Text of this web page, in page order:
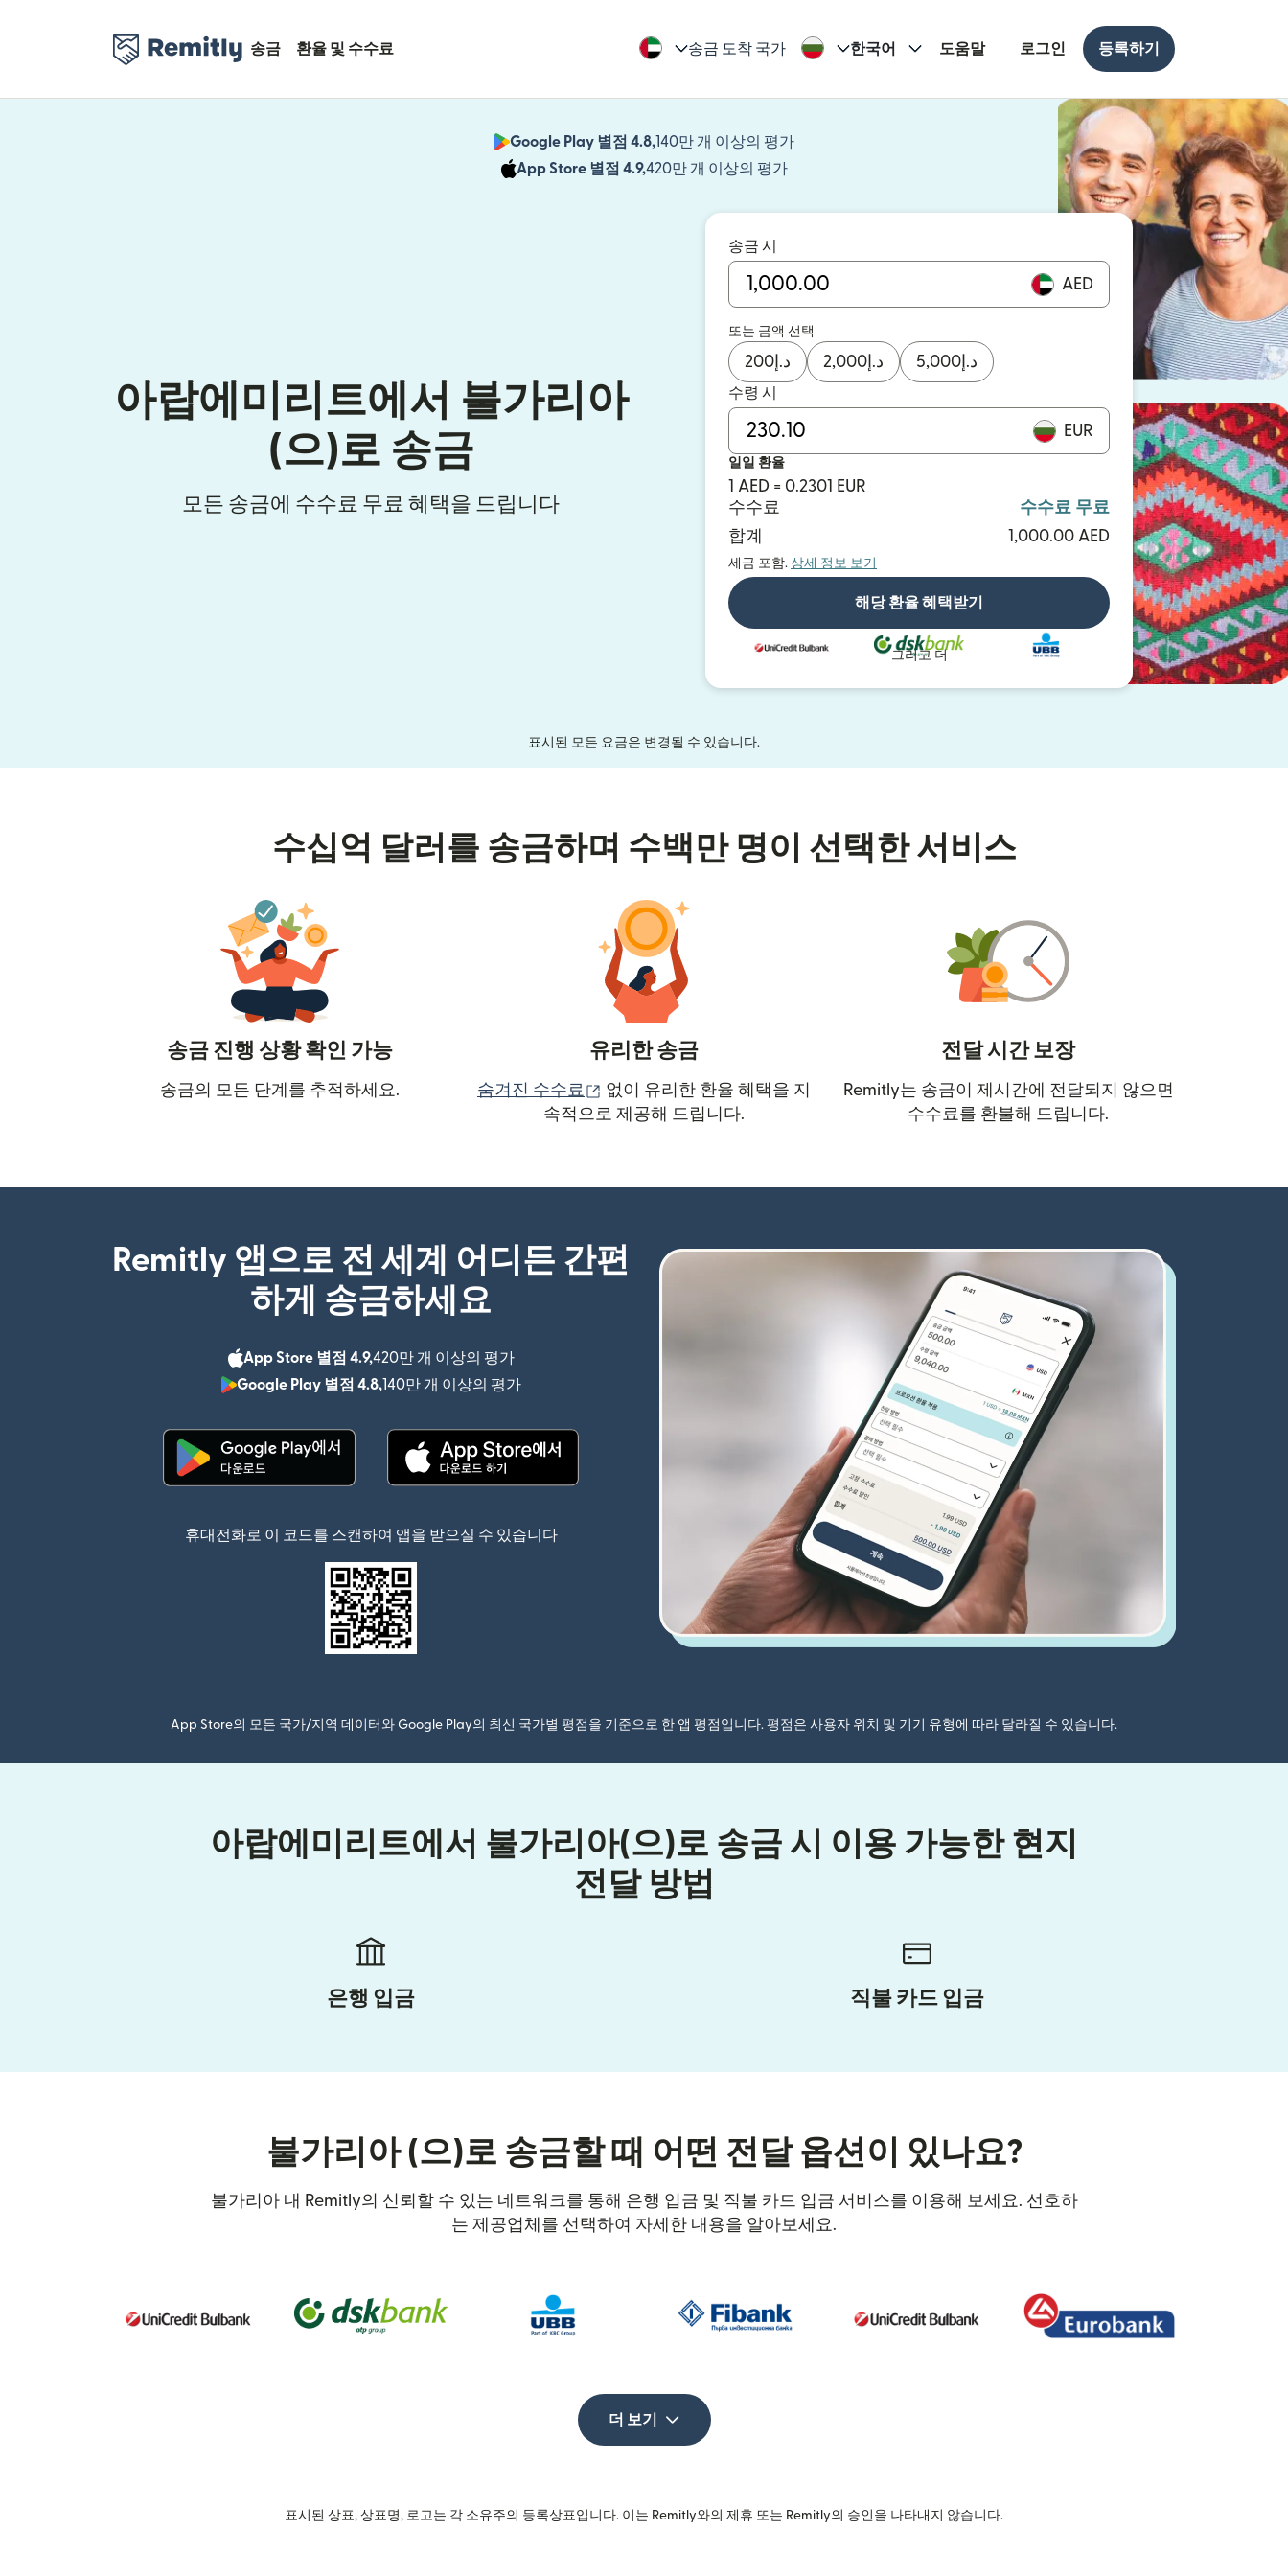
송금 환율 및 수수료 송금 도착 국가 한국어 도움말 로그인 등록하기
Google Play 별점 4.8,140만 개 이상의 평가
App Store 별점 4.9,420만 개 이상의 평가
아랍에미리트에서 불가리아
(으)로 송금
모든 송금에 수수료 무료 혜택을 드립니다
송금 시
AED
또는 금액 선택
د.إ 200 د.إ 2,000 د.إ 5,000
수령 시
EUR
일일 환율
1 AED = 0.2301 EUR
수수료
수수료 무료
합계
1,000.00 AED
세금 포함. 상세 정보 보기
해당 환율 혜택받기
그리고 더
표시된 모든 요금은 변경될 수 있습니다.
수십억 달러를 송금하며 수백만 명이 선택한 서비스
송금 진행 상황 확인 가능
송금의 모든 단계를 추적하세요.
유리한 송금
숨겨진 수수료 (새 창에서 열림)
없이 유리한 환율 혜택을 지
속적으로 제공해 드립니다.
전달 시간 보장
Remitly는 송금이 제시간에 전달되지 않으면
수수료를 환불해 드립니다.
Remitly 앱으로 전 세계 어디든 간편
하게 송금하세요
App Store 별점 4.9,420만 개 이상의 평가
Google Play 별점 4.8,140만 개 이상의 평가
휴대전화로 이 코드를 스캔하여 앱을 받으실 수 있습니다
App Store의 모든 국가/지역 데이터와 Google Play의 최신 국가별 평점을 기준으로 한 앱 평점입니다. 평점은 사용자 위치 및 기기 유형에 따라 달라질 수 있습니다.
아랍에미리트에서 불가리아(으)로 송금 시 이용 가능한 현지
전달 방법
은행 입금 직불 카드 입금
불가리아 (으)로 송금할 때 어떤 전달 옵션이 있나요?
불가리아 내 Remitly의 신뢰할 수 있는 네트워크를 통해 은행 입금 및 직불 카드 입금 서비스를 이용해 보세요. 선호하
는 제공업체를 선택하여 자세한 내용을 알아보세요.
더 보기
표시된 상표, 상표명, 로고는 각 소유주의 등록상표입니다. 이는 Remitly와의 제휴 또는 Remitly의 승인을 나타내지 않습니다.